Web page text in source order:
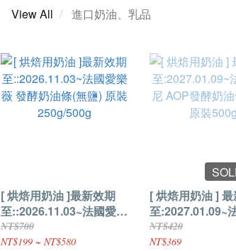
View All 進口奶油、乳品
[ 烘焙用奶油 ]最新效期
至::2026.11.03~法國愛樂
薇 發酵奶油條(無鹽) 原裝
250g/500g
NT$700
NT$199 ~ NT$580
[ 烘焙用奶油 ]
至:2027.01.09~
尼 AOP發酵奶油
原裝500g
NT$420
NT$369